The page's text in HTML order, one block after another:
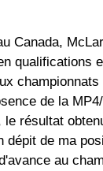
Canada,
qualifications
de la
résultat
dépit de ma
au